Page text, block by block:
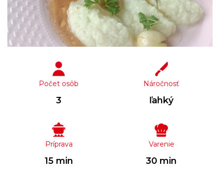
Počet osôb
3
Náročnosť
ľahký
Príprava
15 min
Varenie
30 min